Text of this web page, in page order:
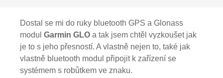
Dostal se mi do ruky bluetooth GPS a Glonass
modul Garmin GLO a tak jsem chtěl vyzkoušet jak
je to s jeho přesností. A vlastně nejen to, také jak
vlastně bluetooth modul připojit k zařízení se
systémem s robůtkem ve znaku.